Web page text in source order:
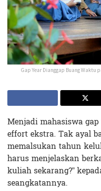
Gap Year Dianggap Buang Waktu
Menjadi mahasiswa
effort ekstra. Tak ayal
memalsukan tahun
harus menjelaskan
kuliah sekarang?”
seangkatannya.